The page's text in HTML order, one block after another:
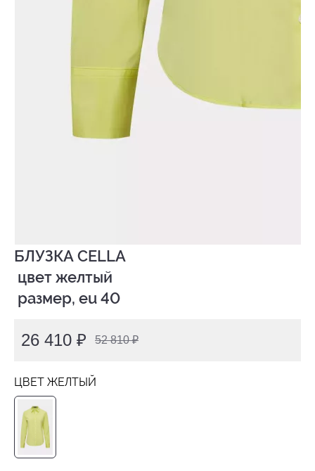
БЛУЗКА CELLA
размер, eu 40
26 410 ₽ 52 810 ₽
ЦВЕТ ЖЕЛТЫЙ